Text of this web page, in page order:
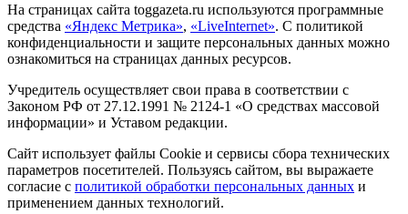
На страницах сайта toggazeta.ru используются программные
средства «Яндекс Метрика», «LiveInternet». С политикой
конфиденциальности и защите персональных данных можно
ознакомиться на страницах данных ресурсов.
Учредитель осуществляет свои права в соответствии с
Законом РФ от 27.12.1991 № 2124-1 «О средствах массовой
информации» и Уставом редакции.
Сайт использует файлы Cookie и сервисы сбора технических
параметров посетителей. Пользуясь сайтом, вы выражаете
согласие с политикой обработки персональных данных и
применением данных технологий.